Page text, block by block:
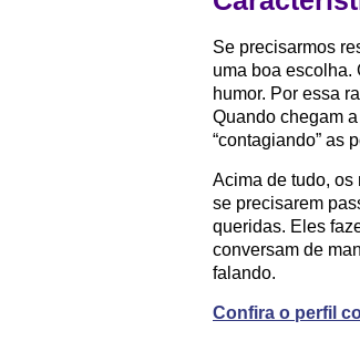
Se precisarmos
uma boa escolha.
humor. Por essa
Quando chegam
“contagiando” as
Acima de tudo, os
se precisarem
queridas. Eles
conversam de
falando.
Confira o perfil